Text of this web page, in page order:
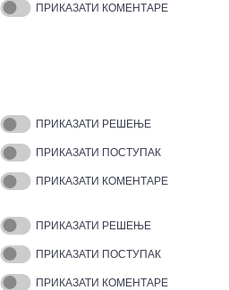
ПРИКАЗАТИ КОМЕНТАРЕ
ПРИКАЗАТИ РЕШЕЊЕ
ПРИКАЗАТИ ПОСТУПАК
ПРИКАЗАТИ КОМЕНТАРЕ
ПРИКАЗАТИ РЕШЕЊЕ
ПРИКАЗАТИ ПОСТУПАК
ПРИКАЗАТИ КОМЕНТАРЕ